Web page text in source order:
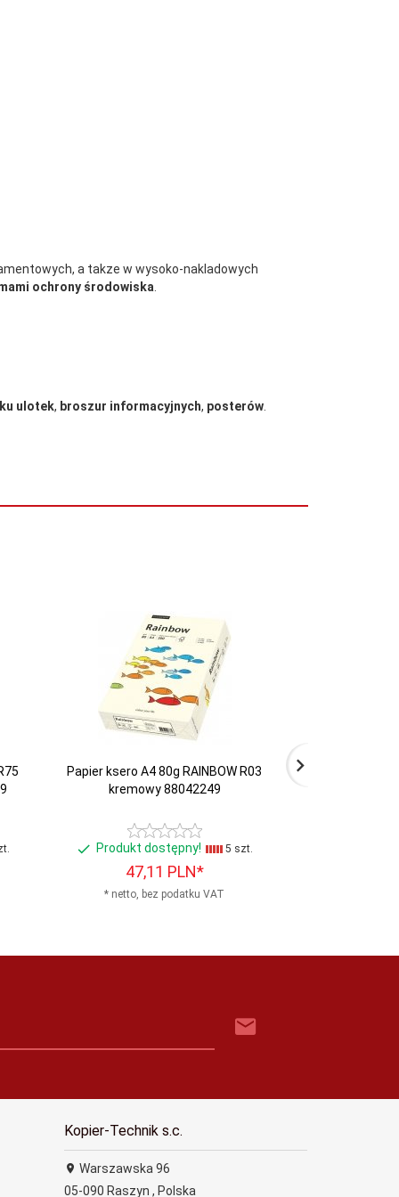
a takze w wysoko-nakladowych
ochrony środowiska.
ulotek, broszur informacyjnych, posterów.
Papier ksero A4 80g RAINBOW R03
kremowy 88042249
Produkt dostępny! 5 szt.
47,11 PLN*
* netto, bez podatku VAT
Kopier-Technik s.c.
Warszawska 96
05-090 Raszyn , Polska